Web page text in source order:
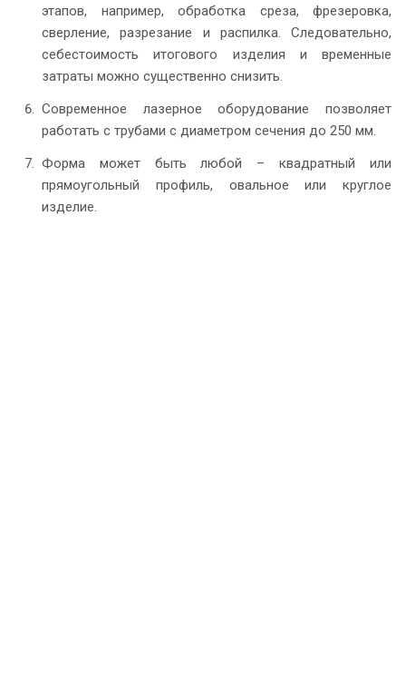
этапов, например, обработка среза, фрезеровка,
сверление, разрезание и распилка. Следовательно,
себестоимость итогового изделия и временные
затраты можно существенно снизить.
Современное лазерное оборудование позволяет
работать с трубами с диаметром сечения до 250 мм.
Форма может быть любой – квадратный или
прямоугольный профиль, овальное или круглое
изделие.